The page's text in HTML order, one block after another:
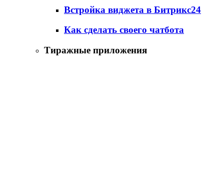
Встройка виджета в Битрикс24
Как сделать своего чатбота
Тиражные приложения